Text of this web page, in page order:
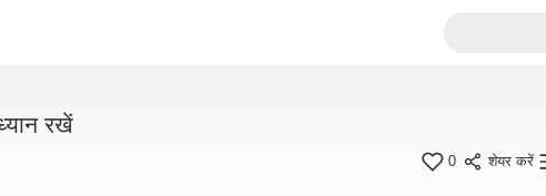
रखें
0 शेयर करें